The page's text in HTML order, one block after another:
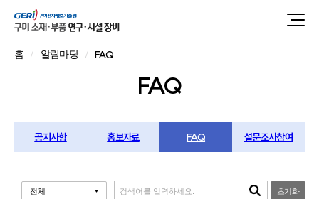
홈 알림마당 FAQ
FAQ
공지사항 홍보자료 FAQ 설문조사참여
초기화